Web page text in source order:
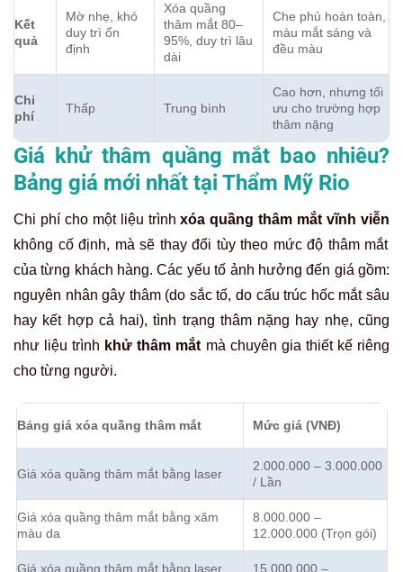
Kết
quả
Mờ nhẹ, khó
duy trì ổn
định
Xóa quầng
thâm mắt 80–
95%, duy trì lâu
dài
Che phủ hoàn toàn,
màu mắt sáng và
đều màu
Chi
phí
Thấp Trung bình
Cao hơn, nhưng tối
ưu cho trường hợp
thâm nặng
Giá khử thâm quầng mắt bao nhiêu?
Bảng giá mới nhất tại Thẩm Mỹ Rio
Chi phí cho một liệu trìnhxóa quầng thâm mắt vĩnh viễn
không cố định, mà sẽ thay đổi tùy theo mức độ thâm mắt
của từng khách hàng. Các yếu tố ảnh hưởng đến giá gồm:
nguyên nhân gây thâm (do sắc tố, do cấu trúc hốc mắt sâu
hay kết hợp cả hai), tình trạng thâm nặng hay nhẹ, cũng
như liệu trình khử thâm mắt mà chuyên gia thiết kế riêng
cho từng người.
Bảng giá xóa quầng thâm mắt Mức giá (VNĐ)
Giá xóa quầng thâm mắt bằng laser
2.000.000 – 3.000.000
/ Lần
Giá xóa quầng thâm mắt bằng xăm
màu da
8.000.000 –
12.000.000 (Trọn gói)
Giá xóa quầng thâm mắt bằng laser
15.000.000 –